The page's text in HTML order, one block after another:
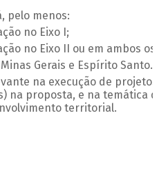
pelo menos:
no Eixo I;
no Eixo II ou em ambos os
Gerais e Espírito Santo.
na execução de projetos
na proposta, e na temática
territorial.